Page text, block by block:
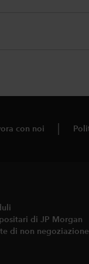
con noi
di JP Morgan
di non negoziazione​